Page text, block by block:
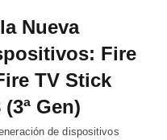
Nueva
Fire
TV Stick
Gen)
de dispositivos